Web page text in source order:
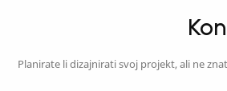
Planirate li dizajnirati svoj projekt, ali ne